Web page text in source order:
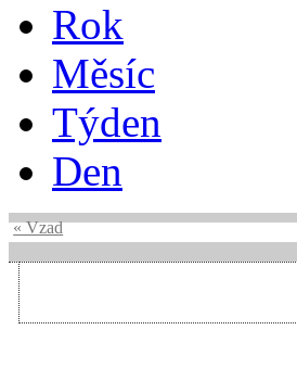
Rok
Měsíc
Týden
Den
« Vzad